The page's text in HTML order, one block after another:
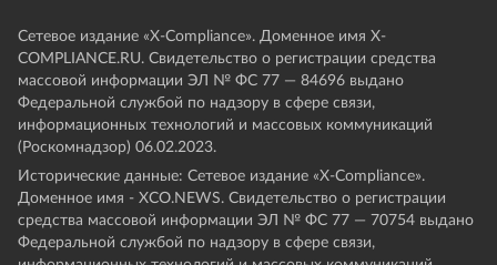
Сетевое издание «Х-Compliance». Доменное имя X-
COMPLIANCE.RU. Свидетельство о регистрации средства
массовой информации ЭЛ № ФС 77 — 84696 выдано
Федеральной службой по надзору в сфере связи,
информационных технологий и массовых коммуникаций
(Роскомнадзор) 06.02.2023.
Исторические данные: Сетевое издание «Х-Compliance».
Доменное имя - XCO.NEWS. Свидетельство о регистрации
средства массовой информации ЭЛ № ФС 77 — 70754 выдано
Федеральной службой по надзору в сфере связи,